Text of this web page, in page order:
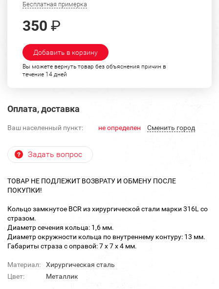
Бесплатная примерка
350 ₽
Добавить в корзину
Вы можете вернуть товар без объяснения причин в
течение 14 дней
Оплата, доставка
Ваш населенный пункт: не определен Cменить город
Задать вопрос
ТОВАР НЕ ПОДЛЕЖИТ ВОЗВРАТУ И ОБМЕНУ ПОСЛЕ
ПОКУПКИ!
Кольцо замкнутое BCR из хирургической стали марки 316L со
стразом.
Диаметр сечения кольца: 1,6 мм.
Диаметр окружности кольца по внутреннему контуру: 13 мм.
Габариты страза с оправой: 7 х 7 х 4 мм.
Материал:
Хирургическая сталь
Цвет:
Металлик